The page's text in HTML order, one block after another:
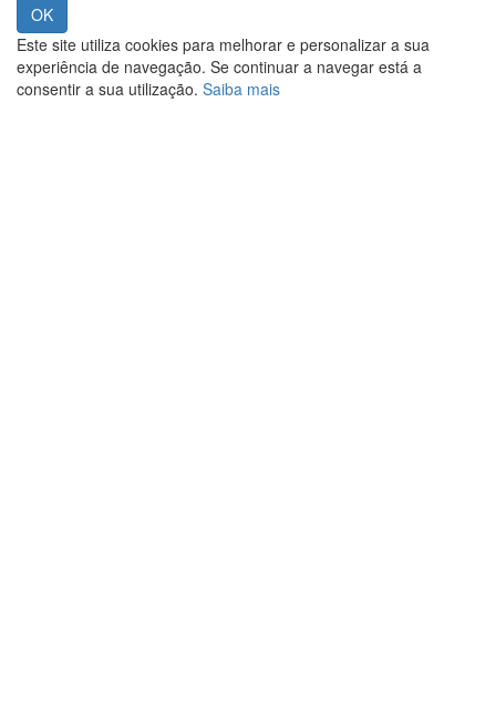
Este site utiliza cookies para melhorar e personalizar a sua
experiência de navegação. Se continuar a navegar está a
consentir a sua utilização. Saiba mais